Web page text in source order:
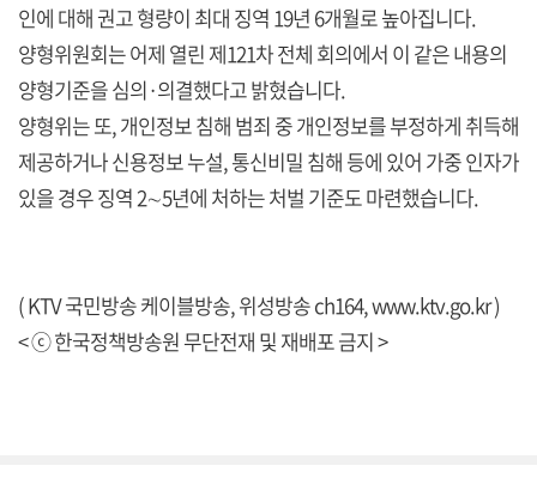
인에 대해 권고 형량이 최대 징역 19년 6개월로 높아집니다.
양형위원회는 어제 열린 제121차 전체 회의에서 이 같은 내용의
양형기준을 심의·의결했다고 밝혔습니다.
양형위는 또, 개인정보 침해 범죄 중 개인정보를 부정하게 취득해
제공하거나 신용정보 누설, 통신비밀 침해 등에 있어 가중 인자가
있을 경우 징역 2∼5년에 처하는 처벌 기준도 마련했습니다.
( KTV 국민방송 케이블방송, 위성방송 ch164,www.ktv.go.kr)
< ⓒ 한국정책방송원 무단전재 및 재배포 금지 >